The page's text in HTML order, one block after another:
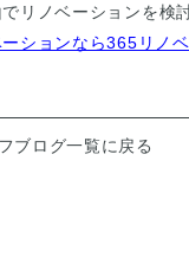
リノベーションを検
ションなら365リノベ
ブログ一覧に戻る